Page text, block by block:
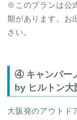
※このプランは公
期があります。お
さい。
④ キャンパー
by ヒルトン大
大阪発のアウトド